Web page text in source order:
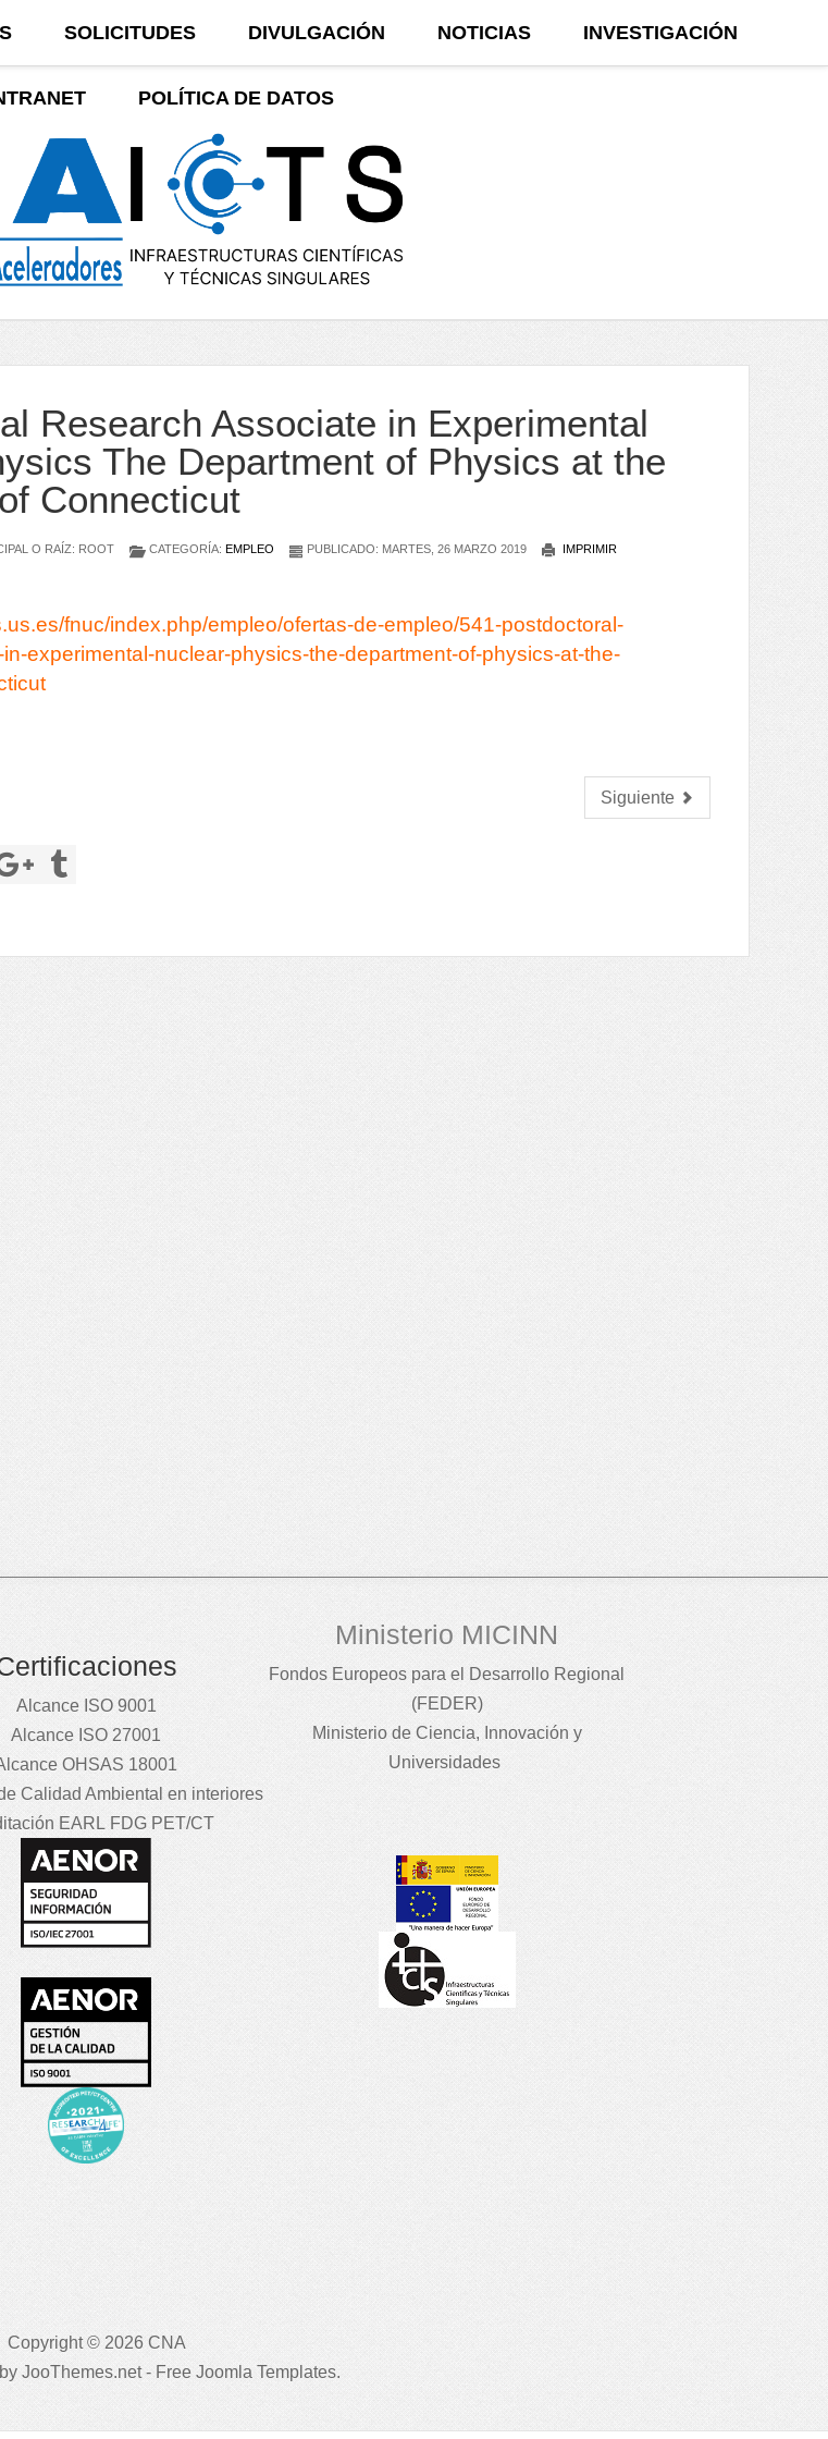
SOLICITUDES DIVULGACIÓN NOTICIAS INVESTIGACIÓN
POLÍTICA DE DATOS
Research Associate in Experimental
The Department of Physics at the
Connecticut
O RAÍZ: ROOT CATEGORÍA: EMPLEO PUBLICADO: MARTES, 26 MARZO 2019 IMPRIMIR
fnuc/index.php/empleo/ofertas-de-empleo/541-postdoctoral-
experimental-nuclear-physics-the-department-of-physics-at-the-
Siguiente
Alcance ISO 9001
Alcance ISO 27001
OHSAS 18001
Calidad Ambiental en interiores
EARL FDG PET/CT
Ministerio MICINN
Fondos Europeos para el Desarrollo Regional
(FEDER)
Ministerio de Ciencia, Innovación y
Universidades
Copyright © 2026 CNA
JooThemes.net - Free Joomla Templates.